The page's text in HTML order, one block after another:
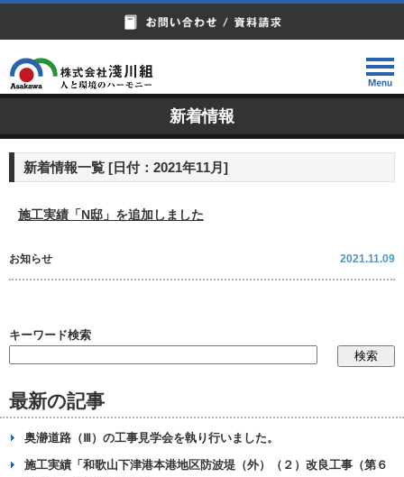
新着情報
新着情報一覧 [日付：2021年11月]
施工実績「N邸」を追加しました
お知らせ 2021.11.09
キーワード検索
最新の記事
奥瀞道路（Ⅲ）の工事見学会を執り行いました。
施工実績「和歌山下津港本港地区防波堤（外）（２）改良工事（第６